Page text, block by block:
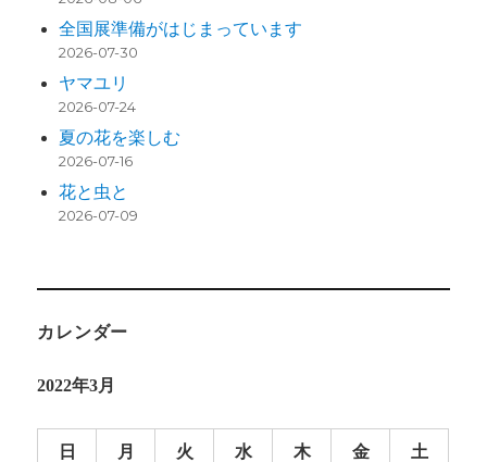
全国展準備がはじまっています
2026-07-30
ヤマユリ
2026-07-24
夏の花を楽しむ
2026-07-16
花と虫と
2026-07-09
カレンダー
2022年3月
日 月 火 水 木 金 土